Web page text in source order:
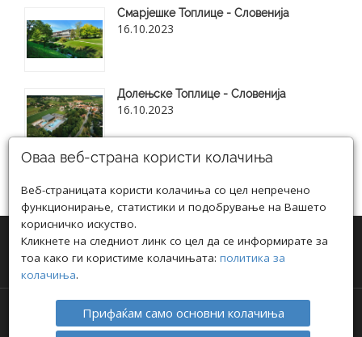
Смарјешке Топлице - Словенија
16.10.2023
Долењске Топлице - Словенија
16.10.2023
Види ги сите нови блог статии
АВТОРСКИ ПРАВА © 2021 ТРАВЕЛ ИНФО
Оваа веб-страна користи колачиња
Веб-страницата користи колачиња со цел непречено
функционирање, статистики и подобрување на Вашето
корисничко искуство.
Кликнете на следниот линк со цел да се информирате за
тоа како ги користиме колачињата: политика за
колачиња.
Прифаќам само основни колачиња